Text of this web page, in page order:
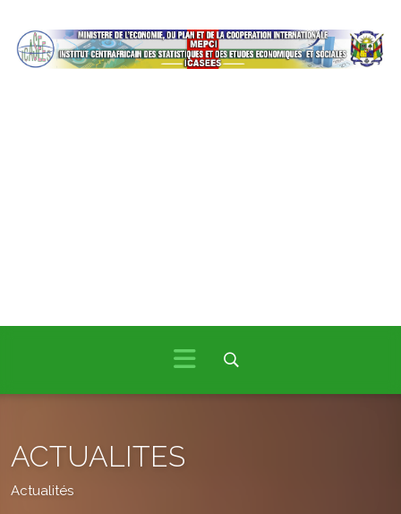
ACTUALITES
Actualités